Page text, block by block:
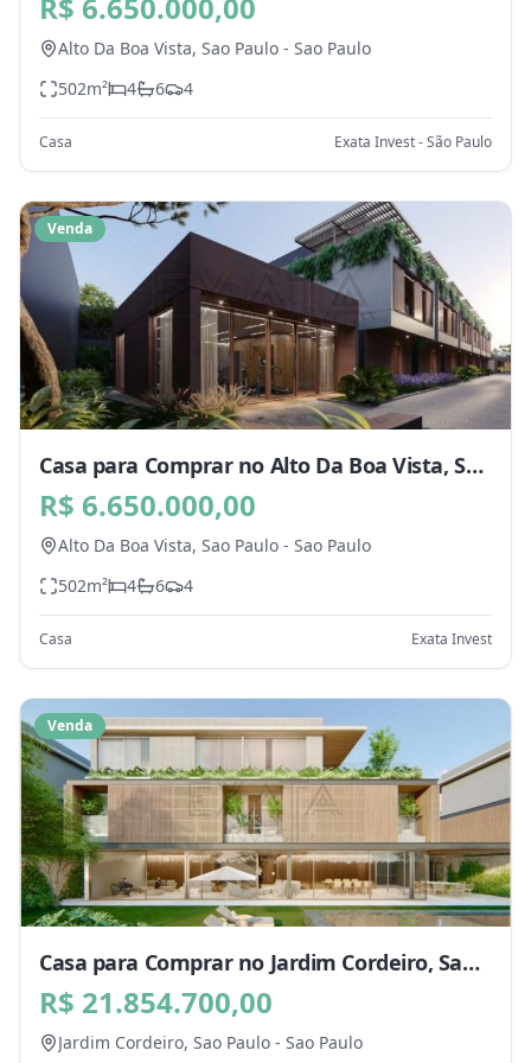
Alto Da Boa Vista, Sao Paulo - Sao Paulo
502m² 4 6 4
Casa Exata Invest - São Paulo
Venda
Casa para Comprar no Alto Da Boa Vista, Sao
Paulo - SP
R$ 6.650.000,00
Alto Da Boa Vista, Sao Paulo - Sao Paulo
502m² 4 6 4
Casa Exata Invest
Venda
Casa para Comprar no Jardim Cordeiro, Sao
Paulo - SP
R$ 21.854.700,00
Jardim Cordeiro, Sao Paulo - Sao Paulo